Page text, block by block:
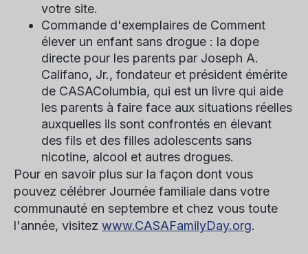
votre site.
Commande d'exemplaires de Comment
élever un enfant sans drogue : la dope
directe pour les parents par Joseph A.
Califano, Jr., fondateur et président émérite
de CASAColumbia, qui est un livre qui aide
les parents à faire face aux situations réelles
auxquelles ils sont confrontés en élevant
des fils et des filles adolescents sans
nicotine, alcool et autres drogues.
Pour en savoir plus sur la façon dont vous
pouvez célébrer Journée familiale dans votre
communauté en septembre et chez vous toute
l'année, visitez www.CASAFamilyDay.org.